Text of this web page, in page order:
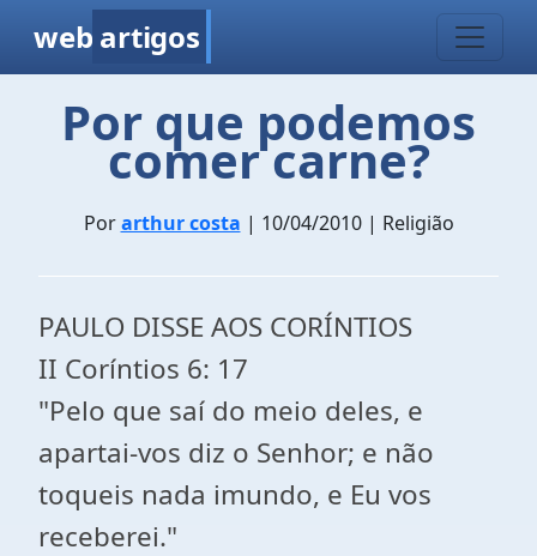
web artigos
Por que podemos
comer carne?
Porarthur costa | 10/04/2010 | Religião
PAULO DISSE AOS CORÍNTIOS
II Coríntios 6: 17
"Pelo que saí do meio deles, e
apartai-vos diz o Senhor; e não
toqueis nada imundo, e Eu vos
receberei."